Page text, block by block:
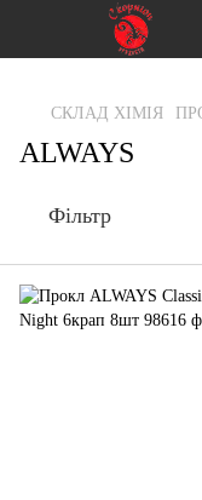
gtag('js', new Date());
СКЛАД ХІМІЯ
ALWAYS
Фільтр